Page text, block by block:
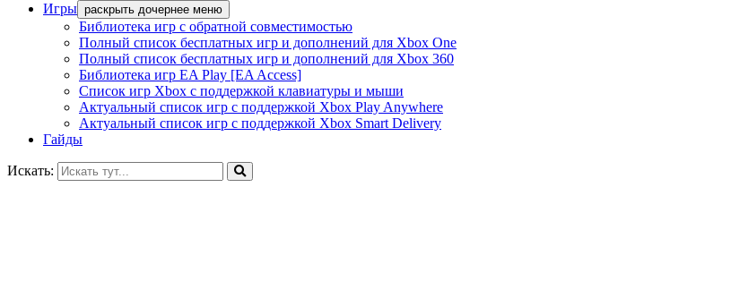
Игры раскрыть дочернее меню
Библиотека игр с обратной совместимостью
Полный список бесплатных игр и дополнений для Xbox One
Полный список бесплатных игр и дополнений для Xbox 360
Библиотека игр EA Play [EA Access]
Список игр Xbox c поддержкой клавиатуры и мыши
Актуальный список игр с поддержкой Xbox Play Anywhere
Актуальный список игр с поддержкой Xbox Smart Delivery
Гайды
Искать: